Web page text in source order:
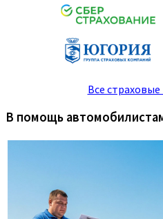
Все
В помощь